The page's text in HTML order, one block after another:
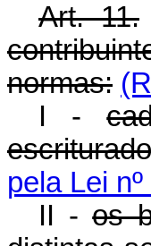
Art. 11.
normas:
I -
pela Lei
II -os